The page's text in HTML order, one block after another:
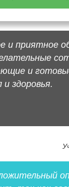
и приятное
и
здоровья.